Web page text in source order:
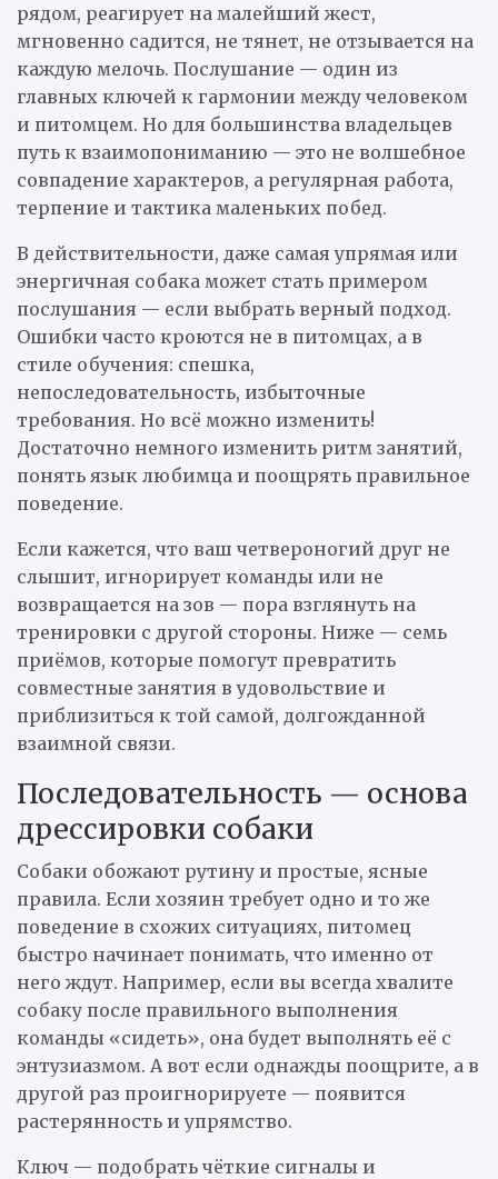
рядом, реагирует на малейший жест,
мгновенно садится, не тянет, не отзывается на
каждую мелочь. Послушание — один из
главных ключей к гармонии между человеком
и питомцем. Но для большинства владельцев
путь к взаимопониманию — это не волшебное
совпадение характеров, а регулярная работа,
терпение и тактика маленьких побед.
В действительности, даже самая упрямая или
энергичная собака может стать примером
послушания — если выбрать верный подход.
Ошибки часто кроются не в питомцах, а в
стиле обучения: спешка,
непоследовательность, избыточные
требования. Но всё можно изменить!
Достаточно немного изменить ритм занятий,
понять язык любимца и поощрять правильное
поведение.
Если кажется, что ваш четвероногий друг не
слышит, игнорирует команды или не
возвращается на зов — пора взглянуть на
тренировки с другой стороны. Ниже — семь
приёмов, которые помогут превратить
совместные занятия в удовольствие и
приблизиться к той самой, долгожданной
взаимной связи.
Последовательность — основа
дрессировки собаки
Собаки обожают рутину и простые, ясные
правила. Если хозяин требует одно и то же
поведение в схожих ситуациях, питомец
быстро начинает понимать, что именно от
него ждут. Например, если вы всегда хвалите
собаку после правильного выполнения
команды «сидеть», она будет выполнять её с
энтузиазмом. А вот если однажды поощрите, а в
другой раз проигнорируете — появится
растерянность и упрямство.
Ключ — подобрать чёткие сигналы и